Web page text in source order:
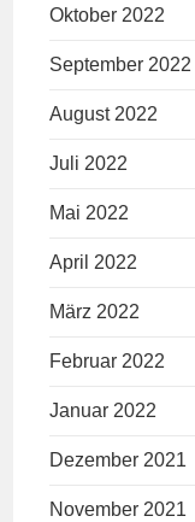
Oktober 2022
September 2022
August 2022
Juli 2022
Mai 2022
April 2022
März 2022
Februar 2022
Januar 2022
Dezember 2021
November 2021